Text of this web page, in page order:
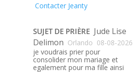
Contacter Jeanty
SUJET DE PRIÈRE Jude Lise
Delimon Orlando 08-08-2026
je voudrais prier pour
consolider mon mariage et
egalement pour ma fille ainsi